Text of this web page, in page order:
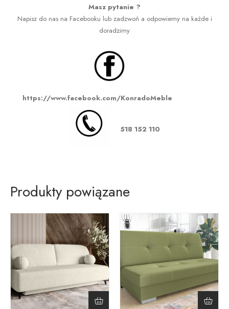
Masz pytanie ?
Napisz do nas na Facebooku lub zadzwoń a odpowiemy na każde i
doradzimy
https://www.facebook.com/KonradoMeble
518 152 110
Produkty powiązane